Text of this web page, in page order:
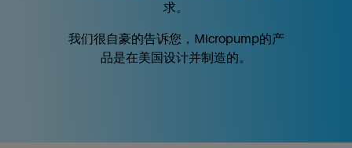
求。
我们很自豪的告诉您，Micropump的产
品是在美国设计并制造的。